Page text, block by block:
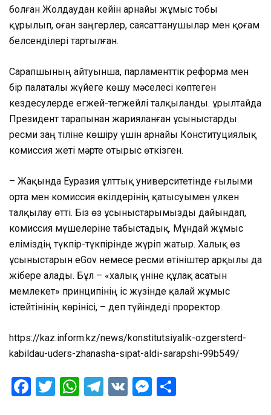
болған Жолдаудан кейін арнайы жұмыс тобы
құрылып, оған заңгерлер, саясаттанушылар мен қоғам
белсенділері тартылған.
Сарапшының айтуынша, парламенттік реформа мен
бір палаталы жүйеге көшу мәселесі көптеген
кездесулерде егжей-тегжейлі талқыланды. Құрылтайда
Президент тарапынан жарияланған ұсыныстарды
ресми заң тіліне көшіру үшін арнайы Конституциялық
комиссия жеті мәрте отырыс өткізген.
– Жақында Еуразия ұлттық университетінде ғылыми
орта мен комиссия өкілдерінің қатысуымен үлкен
талқылау өтті. Біз өз ұсыныстарымызды дайындап,
комиссия мүшелеріне табыстадық. Мұндай жұмыс
еліміздің түкпір-түкпірінде жүріп жатыр. Халық өз
ұсыныстарын eGov немесе ресми өтініштер арқылы да
жібере алады. Бұл – «халық үніне құлақ асатын
мемлекет» принципінің іс жүзінде қалай жұмыс
істейтінінің көрінісі, – деп түйіндеді проректор.
https://kaz.inform.kz/news/konstitutsiyalik-ozgersterd-
kabildau-uders-zhanasha-sipat-aldi-sarapshi-99b549/
Facebook
Twitter
WhatsApp
Telegram
VK Messenger